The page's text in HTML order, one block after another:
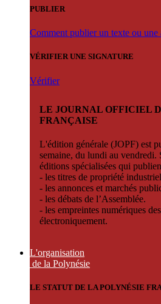
PUBLIER
Comment publier un texte ou une
VÉRIFIER UNE SIGNATURE
Vérifier
LE JOURNAL OFFICIEL
FRANÇAISE
L'édition générale (JOPF) est
semaine, du lundi au vendredi.
éditions spécialisées qui
- les titres de propriété
- les annonces et marchés
- les débats de l’Assemblée.
- les empreintes numériques
électroniquement.
L'organisation
de la Polynésie
LE STATUT DE LA POLYNÉSIE